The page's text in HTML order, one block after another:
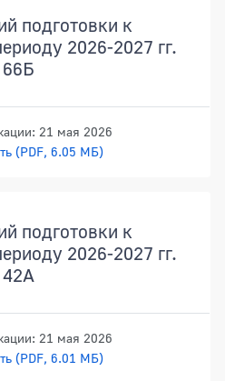
подготовки к
2026-2027 гг.
21 мая 2026
(PDF, 6.05 МБ)
подготовки к
2026-2027 гг.
21 мая 2026
(PDF, 6.01 МБ)